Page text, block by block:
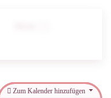
Zum Kalender hinzufügen